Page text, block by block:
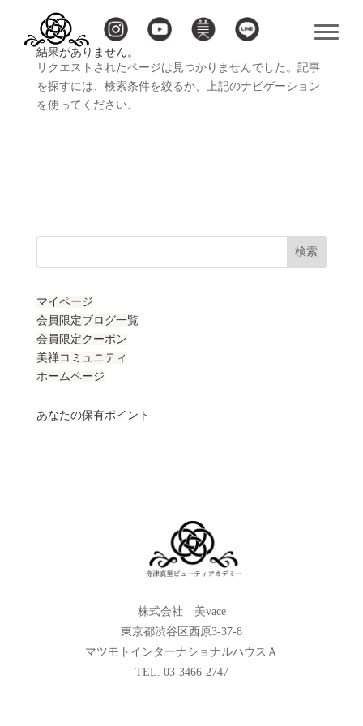
結果がありません。
リクエストされたページは見つかりませんでした。記事
を探すには、検索条件を絞るか、上記のナビゲーション
を使ってください。
検索
マイページ
会員限定ブログ一覧
会員限定クーポン
美禅コミュニティ
ホームページ
あなたの保有ポイント
株式会社 美vace
東京都渋谷区西原3-37-8
マツモトインターナショナルハウスＡ
TEL. 03-3466-2747